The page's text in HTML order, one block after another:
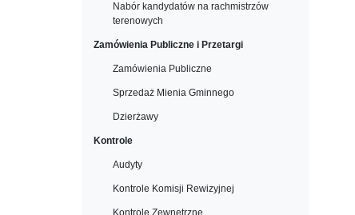
Nabór kandydatów na rachmistrzów
terenowych
Zamówienia Publiczne i Przetargi
Zamówienia Publiczne
Sprzedaż Mienia Gminnego
Dzierżawy
Kontrole
Audyty
Kontrole Komisji Rewizyjnej
Kontrole Zewnętrzne